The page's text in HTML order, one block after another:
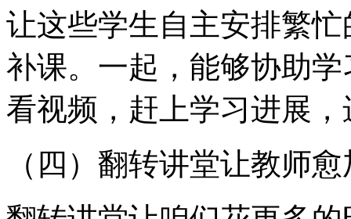
让这些学生自主安排繁
补课。一起，能够协助
看视频，赶上学习进展
（四）翻转讲堂让教师